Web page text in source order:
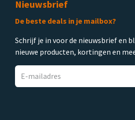
Nieuwsbrief
De beste deals in je mailbox?
Schrijf je in voor de nieuwsbrief en
nieuwe producten, kortingen en